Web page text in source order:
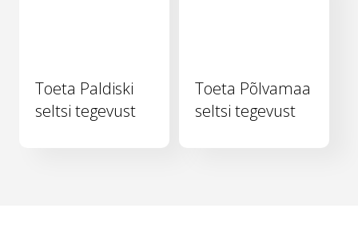
Toeta Paldiski
seltsi tegevust
Toeta Põlvamaa
seltsi tegevust